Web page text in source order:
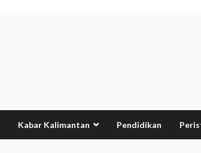
Kabar Kalimantan Pendidikan